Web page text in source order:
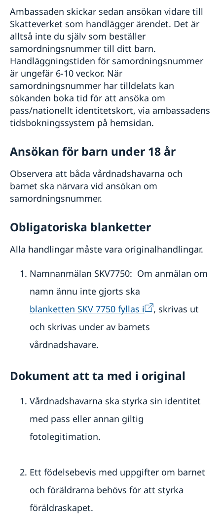
Kriminalitet och personlig säkerhet
Trafiksäkerhet
Resa i landet
Försäkringsskydd
Resa med husdjur
Övriga upplysningar
Ambassaden skickar sedan ansökan vidare till
Skatteverket som handlägger ärendet. Det är
alltså inte du själv som beställer
samordningsnummer till ditt barn.
Handläggningstiden för samordningsnummer
är ungefär 6-10 veckor. När
samordningsnummer har tilldelats kan
sökanden boka tid för att ansöka om
pass/nationellt identitetskort, via ambassadens
tidsbokningssystem på hemsidan.
Ansökan för barn under 18 år
Observera att båda vårdnadshavarna och
barnet ska närvara vid ansökan om
samordningsnummer.
Obligatoriska blanketter
Alla handlingar måste vara originalhandlingar.
Namnanmälan SKV7750: Om anmälan om
namn ännu inte gjorts ska
blanketten SKV 7750 fyllas i
, skrivas ut
och skrivas under av barnets
vårdnadshavare.
Dokument att ta med i original
Vårdnadshavarna ska styrka sin identitet
med pass eller annan giltig
fotolegitimation.
Ett födelsebevis med uppgifter om barnet
och föräldrarna behövs för att styrka
föräldraskapet.